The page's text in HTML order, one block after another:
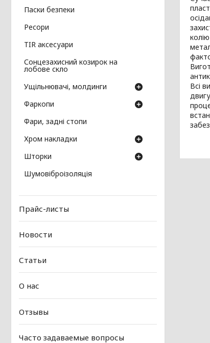
Всі
Паски безпеки
Ресори
TIR аксесуари
Сонцезахисний козирок на
лобове скло
Ущільнювачі, молдинги
Фаркопи
Фари, задні стопи
Хром накладки
Шторки
Шумовіброізоляція
Прайс-листы
Новости
Статьи
О нас
Отзывы
Часто задаваемые вопросы